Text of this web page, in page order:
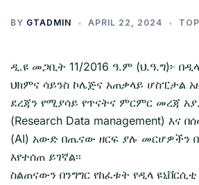
BY GTADMIN APRIL 22, 2024
ዲ.ዩ መጋቢት 11/2016 ዓ.ም (ህ.ዓ.ግ)፦
ህክምና ሳይንስ ኮሌጅና አጠቃላይ ሆስፒታል
ደረጃን የሚያሳይ የጥናትና ምርምር መረጃ
(Research Data management) እና
(AI) አውድ በጤናው ዘርፍ ያሉ መርሆዎችን
እየተሰጠ ይገኛል፡፡
ስልጠናውን በንግግር የከፈቱት የዲላ